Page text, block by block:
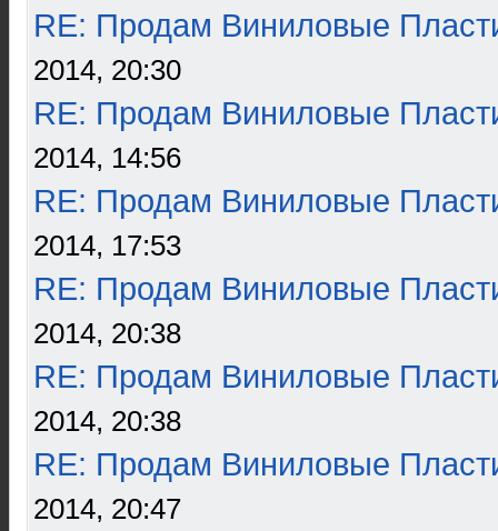
RE: Продам Виниловые
2014, 20:30
RE: Продам Виниловые
2014, 14:56
RE: Продам Виниловые
2014, 17:53
RE: Продам Виниловые
2014, 20:38
RE: Продам Виниловые
2014, 20:38
RE: Продам Виниловые
2014, 20:47